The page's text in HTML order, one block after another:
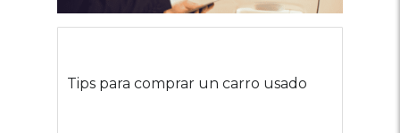
Tips para comprar un carro usado